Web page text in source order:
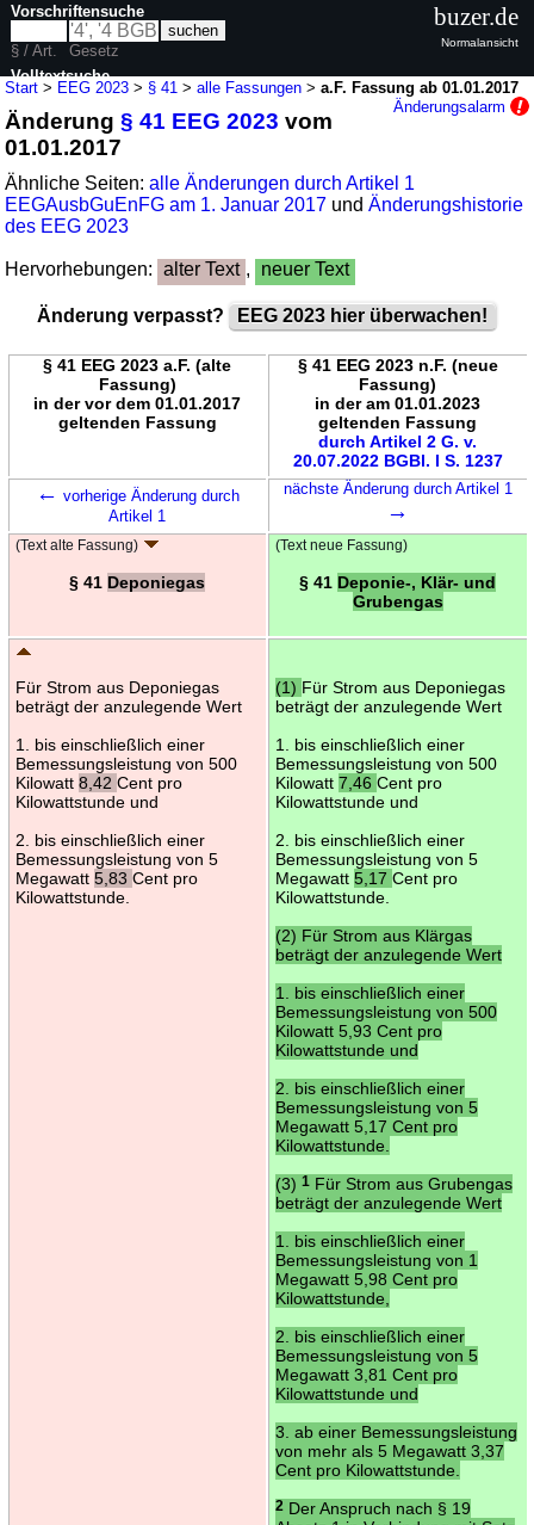
Start > EEG 2023 > § 41 >alle Fassungen >a.F. Fassung ab 01.01.2017
Änderungsalarm
Änderung§ 41 EEG 2023 vom
01.01.2017
Ähnliche Seiten:alle Änderungen durch Artikel 1
EEGAusbGuEnFG am 1. Januar 2017 undÄnderungshistorie
des EEG 2023
Hervorhebungen: alter Text , neuer Text
Änderung verpasst? EEG 2023 hier überwachen!
§ 41 EEG 2023 a.F. (alte
Fassung)
in der vor dem 01.01.2017
geltenden Fassung
§ 41 EEG 2023 n.F. (neue
Fassung)
in der am 01.01.2023
geltenden Fassung
durch Artikel 2 G. v.
20.07.2022 BGBl. I S. 1237
← vorherige Änderung durch
Artikel 1
nächste Änderung durch Artikel 1
→
(Text alte Fassung)
§ 41 Deponiegas
(Text neue Fassung)
§ 41 Deponie-, Klär- und
Grubengas
Für Strom aus Deponiegas
beträgt der anzulegende Wert
1. bis einschließlich einer
Bemessungsleistung von 500
Kilowatt 8,42 Cent pro
Kilowattstunde und
2. bis einschließlich einer
Bemessungsleistung von 5
Megawatt 5,83 Cent pro
Kilowattstunde.
(1) Für Strom aus Deponiegas
beträgt der anzulegende Wert
1. bis einschließlich einer
Bemessungsleistung von 500
Kilowatt 7,46 Cent pro
Kilowattstunde und
2. bis einschließlich einer
Bemessungsleistung von 5
Megawatt 5,17 Cent pro
Kilowattstunde.
(2) Für Strom aus Klärgas
beträgt der anzulegende Wert
1. bis einschließlich einer
Bemessungsleistung von 500
Kilowatt 5,93 Cent pro
Kilowattstunde und
2. bis einschließlich einer
Bemessungsleistung von 5
Megawatt 5,17 Cent pro
Kilowattstunde.
(3) 1Für Strom aus Grubengas
beträgt der anzulegende Wert
1. bis einschließlich einer
Bemessungsleistung von 1
Megawatt 5,98 Cent pro
Kilowattstunde,
2. bis einschließlich einer
Bemessungsleistung von 5
Megawatt 3,81 Cent pro
Kilowattstunde und
3. ab einer Bemessungsleistung
von mehr als 5 Megawatt 3,37
Cent pro Kilowattstunde.
2Der Anspruch nach § 19
Vorschriftensuche
§ / Art.
Gesetz
Volltextsuche
nur in EEG 2023
buzer.de
Normalansicht